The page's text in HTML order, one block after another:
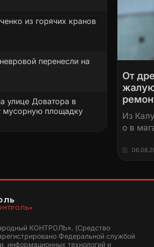
из горячих кранов
перенесли на
улице Доватора в
мусорную площадку
От
Из
о в
КОНТРОЛЬ». (Средство
Федеральной службой
информационных технологий и